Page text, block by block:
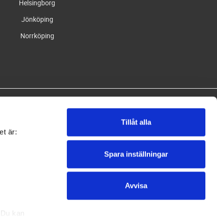
är:
kan
Tillåt alla
Spara inställningar
Avvisa
Helsingborg
Jönköping
Norrköping